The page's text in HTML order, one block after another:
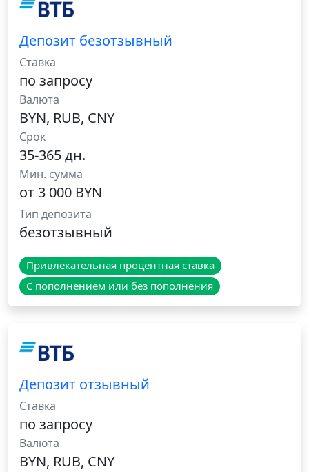
Депозит безотзывный
Ставка
по запросу
Валюта
BYN, RUB, CNY
Срок
35-365 дн.
Мин. сумма
от 3 000 BYN
Тип депозита
безотзывный
Привлекательная процентная ставка
С пополнением или без пополнения
Депозит отзывный
Ставка
по запросу
Валюта
BYN, RUB, CNY